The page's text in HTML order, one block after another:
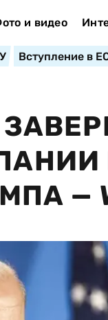
и видео
Вступление в
—